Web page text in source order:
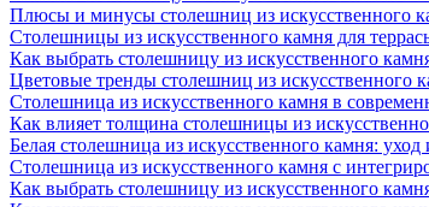
Плюсы и минусы столешниц из искусственного
Столешницы из искусственного камня для
Как выбрать столешницу из искусственного
Цветовые тренды столешниц из искусственного
Столешница из искусственного камня в
Как влияет толщина столешницы из
Белая столешница из искусственного камня: уход
Столешница из искусственного камня с
Как выбрать столешницу из искусственного